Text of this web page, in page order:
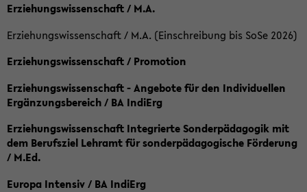
Erziehungswissenschaft / M.A.
Erziehungswissenschaft / M.A. (Einschreibung bis SoSe 2026)
Erziehungswissenschaft / Promotion
Erziehungswissenschaft - Angebote für den Individuellen
Ergänzungsbereich / BA IndiErg
Erziehungswissenschaft Integrierte Sonderpädagogik mit
dem Berufsziel Lehramt für sonderpädagogische Förderung
/ M.Ed.
Europa Intensiv / BA IndiErg